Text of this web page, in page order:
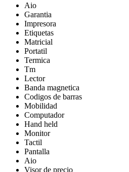
Aio
Garantia
Impresora
Etiquetas
Matricial
Portatil
Termica
Tm
Lector
Banda magnetica
Codigos de barras
Mobilidad
Computador
Hand held
Monitor
Tactil
Pantalla
Aio
Visor de precio